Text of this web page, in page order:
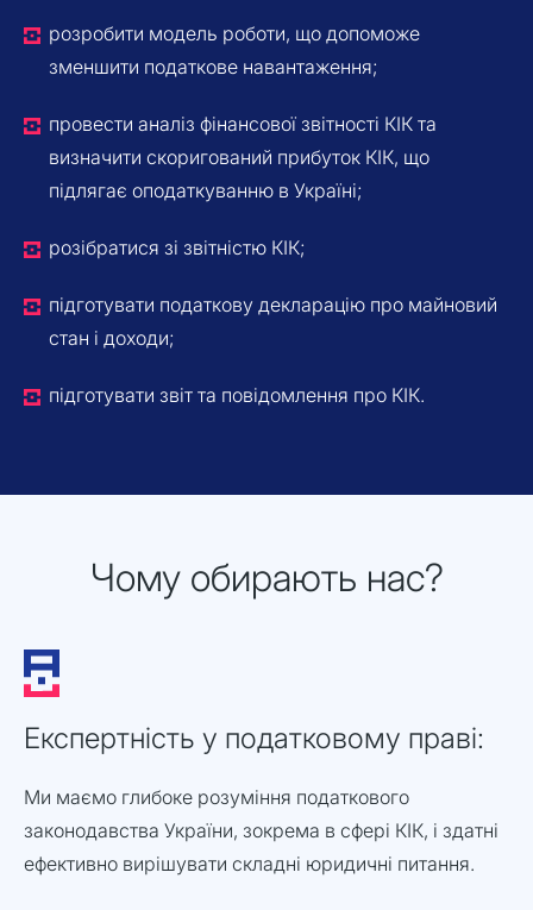
розробити модель роботи, що допоможе
зменшити податкове навантаження;
провести аналіз фінансової звітності КІК та
визначити скоригований прибуток КІК, що
підлягає оподаткуванню в Україні;
розібратися зі звітністю КІК;
підготувати податкову декларацію про майновий
стан і доходи;
підготувати звіт та повідомлення про КІК.
Чому обирають нас?
Експертність у податковому праві:
Ми маємо глибоке розуміння податкового
законодавства України, зокрема в сфері КІК, і здатні
ефективно вирішувати складні юридичні питання.